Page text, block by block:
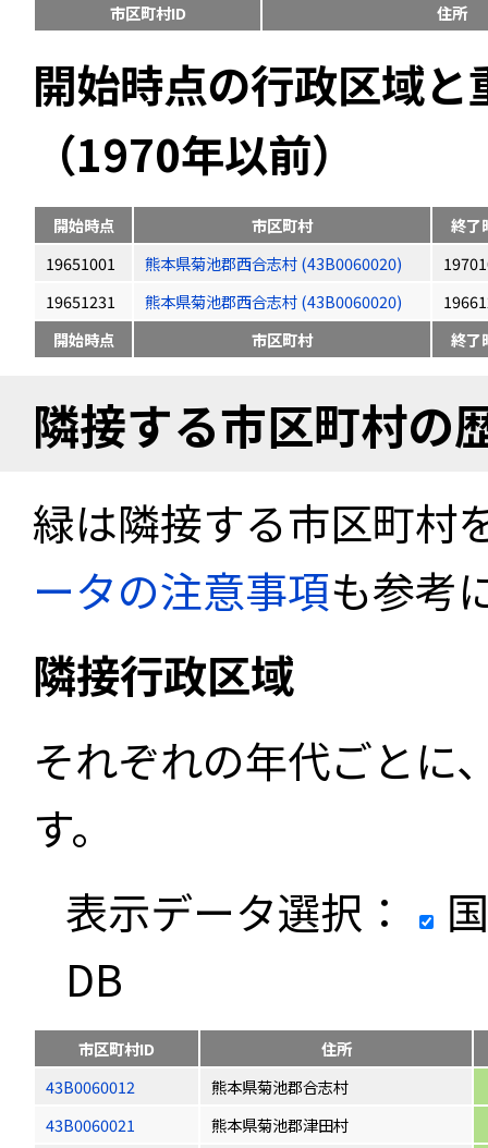
市区町村ID
住所
開始時点の行政区域
（1970年以前）
開始時点 市区町村
終了
19651001
熊本県菊池郡西合志村 (43B0060020)
19651231
熊本県菊池郡西合志村 (43B0060020)
開始時点
市区町村 終了
隣接する市区町村の
緑は隣接する市区町村
ータの注意事項も参考
隣接行政区域
それぞれの年代ごとに
す。
表示データ選択：
DB
市区町村ID
住所
43B0060012
熊本県菊池郡合志村
43B0060021
熊本県菊池郡津田村